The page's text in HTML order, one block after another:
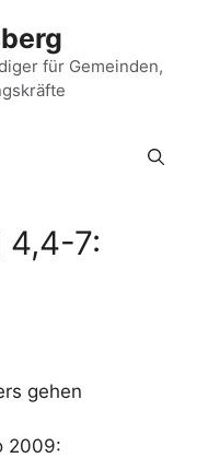
für Gemeinden,
4,4-7:
gehen
2009: